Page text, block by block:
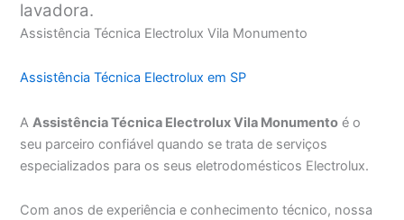
lavadora.
Assistência Técnica Electrolux Vila Monumento
Assistência Técnica Electrolux em SP
AAssistência Técnica Electrolux Vila Monumento é o
seu parceiro confiável quando se trata de serviços
especializados para os seus eletrodomésticos Electrolux.
Com anos de experiência e conhecimento técnico, nossa